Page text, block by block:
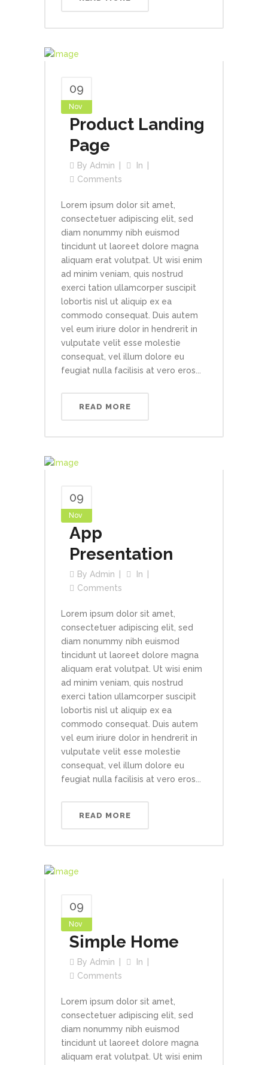
09
Nov
Product Landing
Page
By Admin
In
Comments
Lorem ipsum dolor sit amet,
consectetuer adipiscing elit, sed
diam nonummy nibh euismod
tincidunt ut laoreet dolore magna
aliquam erat volutpat. Ut wisi enim
ad minim veniam, quis nostrud
exerci tation ullamcorper suscipit
lobortis nisl ut aliquip ex ea
commodo consequat. Duis autem
vel eum iriure dolor in hendrerit in
vulputate velit esse molestie
consequat, vel illum dolore eu
feugiat nulla facilisis at vero eros...
READ MORE
09
Nov
App
Presentation
By Admin
In
Comments
Lorem ipsum dolor sit amet,
consectetuer adipiscing elit, sed
diam nonummy nibh euismod
tincidunt ut laoreet dolore magna
aliquam erat volutpat. Ut wisi enim
ad minim veniam, quis nostrud
exerci tation ullamcorper suscipit
lobortis nisl ut aliquip ex ea
commodo consequat. Duis autem
vel eum iriure dolor in hendrerit in
vulputate velit esse molestie
consequat, vel illum dolore eu
feugiat nulla facilisis at vero eros...
READ MORE
09
Nov
Simple Home
By Admin
In
Comments
Lorem ipsum dolor sit amet,
consectetuer adipiscing elit, sed
diam nonummy nibh euismod
tincidunt ut laoreet dolore magna
aliquam erat volutpat. Ut wisi enim